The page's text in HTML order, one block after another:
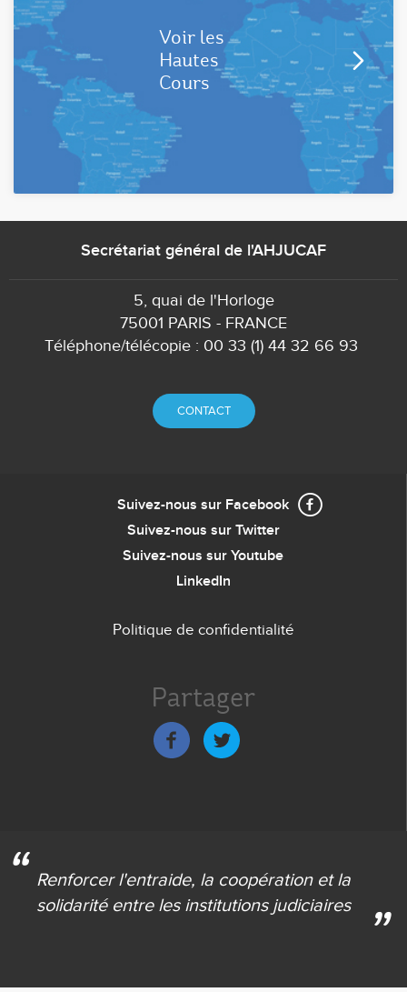
Voir les
Hautes
Cours
Secrétariat général de l'AHJUCAF
5, quai de l'Horloge
75001 PARIS - FRANCE
Téléphone/télécopie : 00 33 (1) 44 32 66 93
CONTACT
Suivez-nous sur Facebook
Suivez-nous sur Twitter
Suivez-nous sur Youtube
LinkedIn
Politique de confidentialité
Partager
Renforcer l'entraide, la coopération et la
solidaritéentre les institutions judiciaires